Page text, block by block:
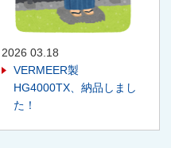
2026 03.18
VERMEER製
HG4000TX、納品しまし
た！